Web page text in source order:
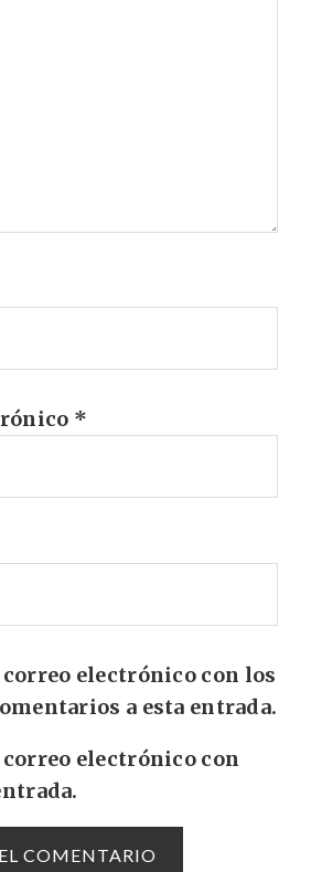
*
electrónico con los
a esta entrada.
electrónico con